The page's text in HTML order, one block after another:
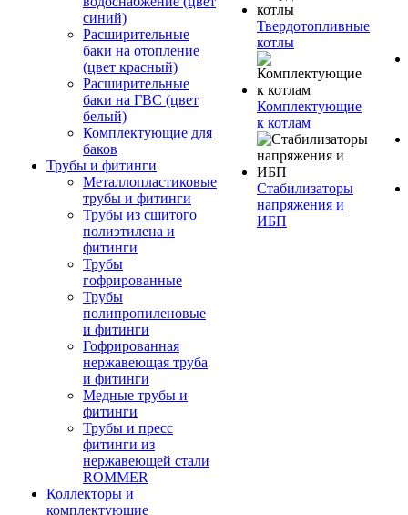
синий)
Расширительные
баки на отопление
(цвет красный)
Расширительные
баки на ГВС (цвет
белый)
Комплектующие для
баков
Трубы и фитинги
Металлопластиковые
трубы и фитинги
Трубы из сшитого
полиэтилена и
фитинги
Трубы
гофрированные
Трубы
полипропиленовые
и фитинги
Гофрированная
нержавеющая труба
и фитинги
Медные трубы и
фитинги
Трубы и пресс
фитинги из
нержавеющей стали
ROMMER
Коллекторы и
комплектующие
Твердотопливные
котлы
Комплектующие
к котлам
Стабилизаторы
напряжения и
ИБП